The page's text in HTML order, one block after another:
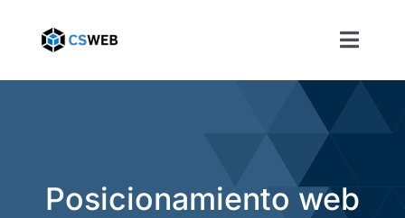
Posicionamiento web